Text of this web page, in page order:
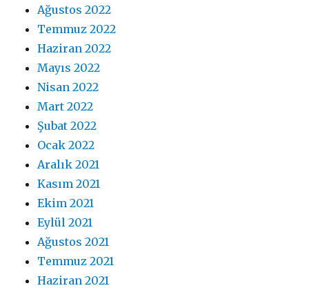
Ağustos 2022
Temmuz 2022
Haziran 2022
Mayıs 2022
Nisan 2022
Mart 2022
Şubat 2022
Ocak 2022
Aralık 2021
Kasım 2021
Ekim 2021
Eylül 2021
Ağustos 2021
Temmuz 2021
Haziran 2021